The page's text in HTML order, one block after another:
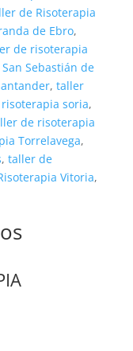
de Risoterapia
de Ebro,
de risoterapia
Sebastián de
, taller
soria,
de risoterapia
Torrelavega,
, taller de
Vitoria,